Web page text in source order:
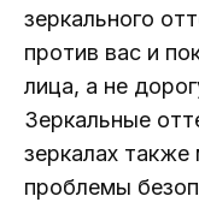
зеркального
против вас и
лица, а не
Зеркальные
зеркалах также
проблемы